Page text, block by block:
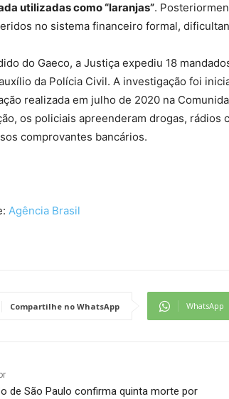
utilizadas como “laranjas”.
no sistema financeiro formal,
do Gaeco, a Justiça expediu 18
da Polícia Civil. A investigação foi
realizada em julho de 2020 na
os policiais apreenderam drogas,
comprovantes bancários.
Agência Brasil
Compartilhe no WhatsApp WhatsApp
de São Paulo confirma quinta morte por